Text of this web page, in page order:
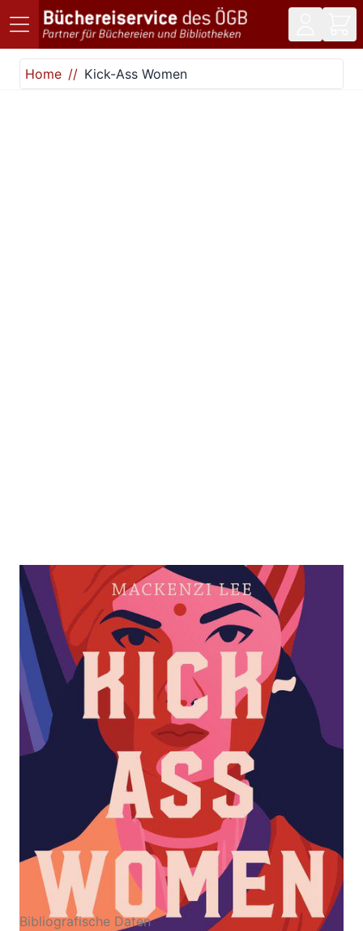
Direkt zum Inhalt
Home
Kick-Ass Women
Kick-Ass Women
Zur Wunschliste hinzufügen
52 wahre Heldinnen
VonMackenzi Lee
Verlag: Suhrkamp 10.03.2019
174 Seiten
gebunden
ISBN: 978-3-518-
46957-6
Bibliografische Daten